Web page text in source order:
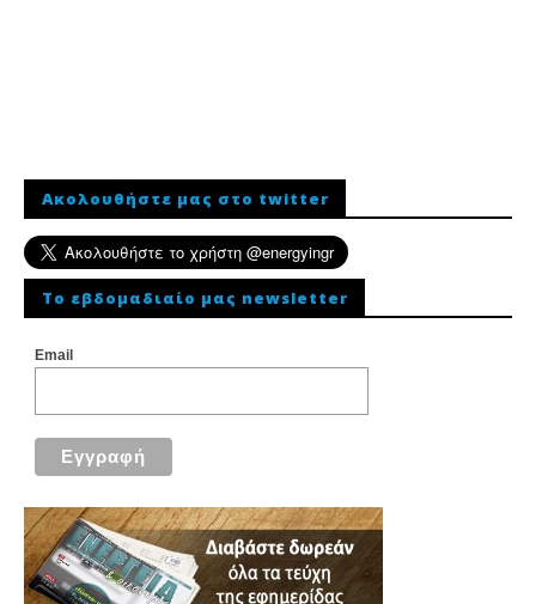
Ακολουθήστε μας στο twitter
To εβδομαδιαίο μας newsletter
Email